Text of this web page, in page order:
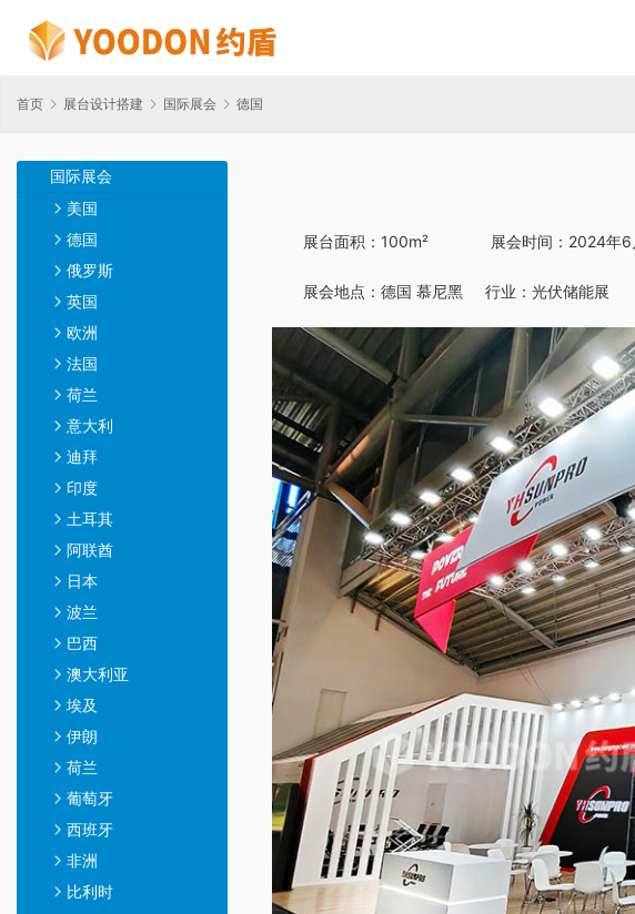
首页 展台设计搭建 国际展会 德国
国际展会
美国
德国
俄罗斯
英国
欧洲
法国
荷兰
意大利
迪拜
印度
土耳其
阿联酋
日本
波兰
巴西
澳大利亚
埃及
伊朗
荷兰
葡萄牙
西班牙
非洲
比利时
展台面积：100m²              展会时间：2024
展会地点：德国 慕尼黑     行业：光伏储能展